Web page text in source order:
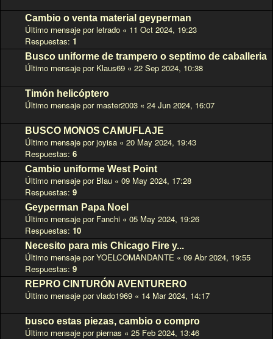
Cambio o venta material geyperman
Último mensaje por letrado « 11 Oct 2024, 19:23
Respuestas: 1
Busco uniforme de trampero o septimo de caballeria
Último mensaje por Klaus69 « 22 Sep 2024, 10:38
Timón helicóptero
Último mensaje por master2003 « 24 Jun 2024, 16:07
BUSCO MONOS CAMUFLAJE
Último mensaje porjoyisa « 20 May 2024, 19:43
Respuestas: 6
Cambio uniforme West Point
Último mensaje por Blau « 09 May 2024, 17:28
Respuestas: 9
Geyperman Papa Noel
Último mensaje por Fanchi « 05 May 2024, 19:26
Respuestas: 10
Necesito para mis Chicago Fire y...
Último mensaje porYOELCOMANDANTE « 09 Abr 2024, 19:55
Respuestas: 9
REPRO CINTURÓN AVENTURERO
Último mensaje porvlado1969 « 14 Mar 2024, 14:17
busco estas piezas, cambio o compro
Último mensaje porpiernas « 25 Feb 2024, 13:46